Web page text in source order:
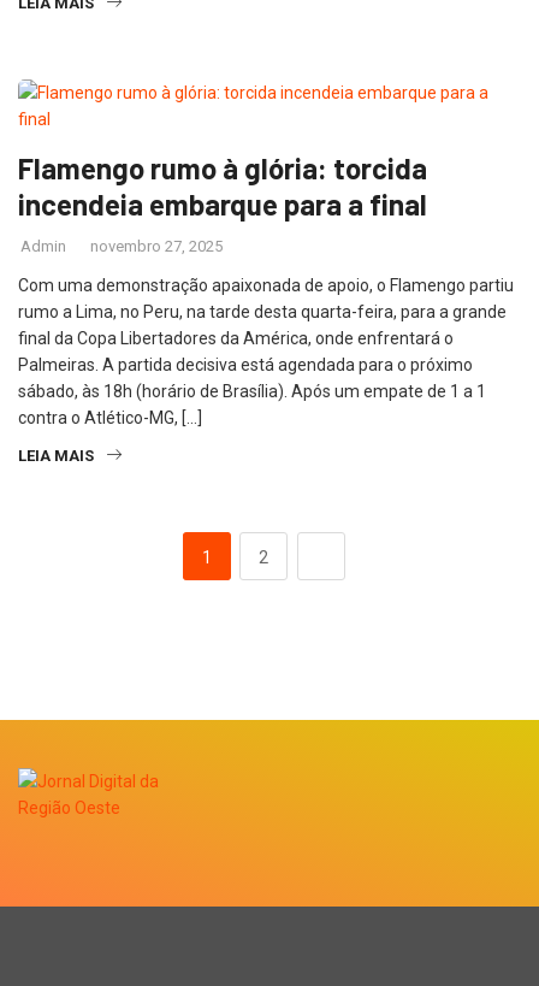
Flamengo rumo à glória: torcida
incendeia embarque para a final
Admin novembro 27, 2025
Com uma demonstração apaixonada de apoio, o Flamengo partiu
rumo a Lima, no Peru, na tarde desta quarta-feira, para a grande
final da Copa Libertadores da América, onde enfrentará o
Palmeiras. A partida decisiva está agendada para o próximo
sábado, às 18h (horário de Brasília). Após um empate de 1 a 1
contra o Atlético-MG, […]
LEIA MAIS
1 2